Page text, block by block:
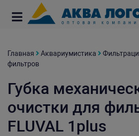
Главная Аквариумистика
фильтров
Губка
очистки для
FLUVAL 1plus